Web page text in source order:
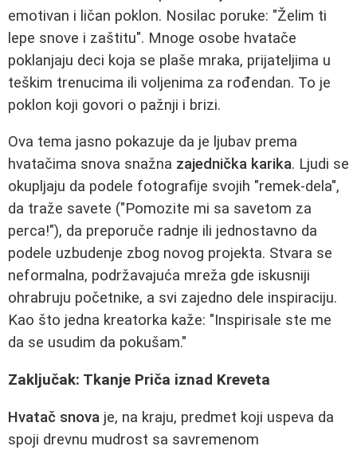
emotivan i ličan poklon. Nosilac poruke: "Želim ti
lepe snove i zaštitu". Mnoge osobe hvatače
poklanjaju deci koja se plaše mraka, prijateljima u
teškim trenucima ili voljenima za rođendan. To je
poklon koji govori o pažnji i brizi.
Ova tema jasno pokazuje da je ljubav prema
hvatačima snova snažna zajednička karika. Ljudi se
okupljaju da podele fotografije svojih "remek-dela",
da traže savete ("Pomozite mi sa savetom za
perca!"), da preporuče radnje ili jednostavno da
podele uzbudenje zbog novog projekta. Stvara se
neformalna, podržavajuća mreža gde iskusniji
ohrabruju početnike, a svi zajedno dele inspiraciju.
Kao što jedna kreatorka kaže: "Inspirisale ste me
da se usudim da pokušam."
Zaključak: Tkanje Priča iznad Kreveta
Hvatač snova je, na kraju, predmet koji uspeva da
spoji drevnu mudrost sa savremenom